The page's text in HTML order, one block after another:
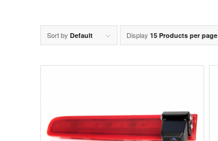
Sort by Default Display 15 Products per page